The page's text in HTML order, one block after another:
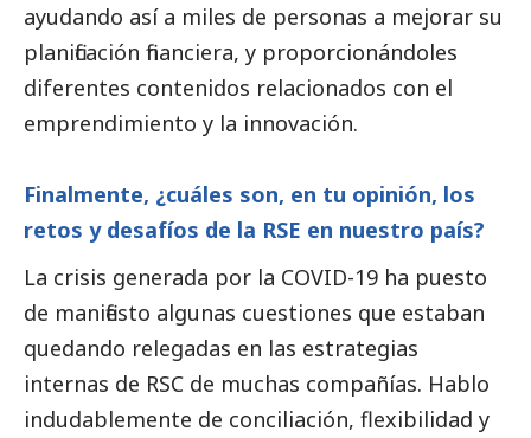
ayudando así a miles de personas a mejorar su
planificación financiera, y proporcionándoles
diferentes contenidos relacionados con el
emprendimiento y la innovación.
Finalmente, ¿cuáles son, en tu opinión, los
retos y desafíos de la RSE en nuestro país?
La crisis generada por la COVID-19 ha puesto
de manifiesto algunas cuestiones que estaban
quedando relegadas en las estrategias
internas de RSC de muchas compañías. Hablo
indudablemente de conciliación, flexibilidad y